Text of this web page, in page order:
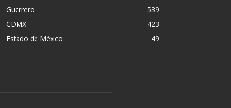
Guerrero
539
CDMX
423
Estado de México
49